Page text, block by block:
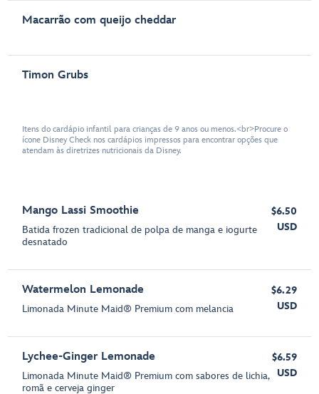
Macarrão com queijo cheddar
Timon Grubs
Itens do cardápio infantil para crianças de 9 anos ou menos.<br>Procure o
ícone Disney Check nos cardápios impressos para encontrar opções que
atendam às diretrizes nutricionais da Disney.
Mango Lassi Smoothie
Batida frozen tradicional de polpa de manga e iogurte
desnatado
$6.50
USD
Watermelon Lemonade
Limonada Minute Maid® Premium com melancia
$6.29
USD
Lychee-Ginger Lemonade
Limonada Minute Maid® Premium com sabores de lichia,
romã e cerveja ginger
$6.59
USD